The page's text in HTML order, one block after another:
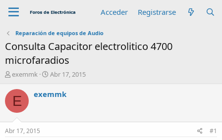
Acceder Registrarse
Reparación de equipos de Audio
Consulta Capacitor electrolitico 4700
microfaradios
A
t
o
r
exemmk
F
c
Abr 17, 2015
E exemmk
Abr 17, 2015 #1